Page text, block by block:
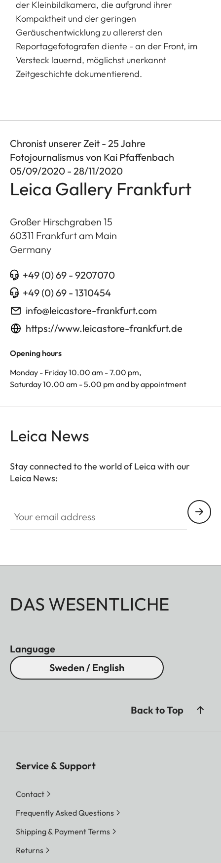
der Kleinbildkamera, die aufgrund ihrer
Kompaktheit und der geringen
Geräuschentwicklung zu allererst den
Reportagefotografen diente - an der Front, im
Versteck lauernd, möglichst unerkannt
Zeitgeschichte dokumentierend.
Chronist unserer Zeit - 25 Jahre
Fotojournalismus von Kai Pfaffenbach
05/09/2020 - 28/11/2020
Leica Gallery Frankfurt
Großer Hirschgraben 15
60311 Frankfurt am Main
Germany
+49 (0) 69 - 9207070
+49 (0) 69 - 1310454
info@leicastore-frankfurt.com
https://www.leicastore-frankfurt.de
Opening hours
Monday - Friday 10.00 am - 7.00 pm,
Saturday 10.00 am - 5.00 pm and by appointment
Leica News
Stay connected to the world of Leica with our
Leica News:
DAS WESENTLICHE
Language
Sweden / English
Back to Top
Service & Support
Contact
Frequently Asked Questions
Shipping & Payment Terms
Returns